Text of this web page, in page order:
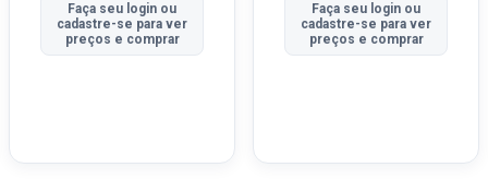
Faça seu login ou
cadastre-se para ver
preços e comprar
Faça seu login ou
cadastre-se para ver
preços e comprar